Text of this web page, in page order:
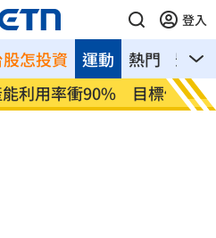
登入
股怎投資 熱門 影音
運動
目標價上看
埃及